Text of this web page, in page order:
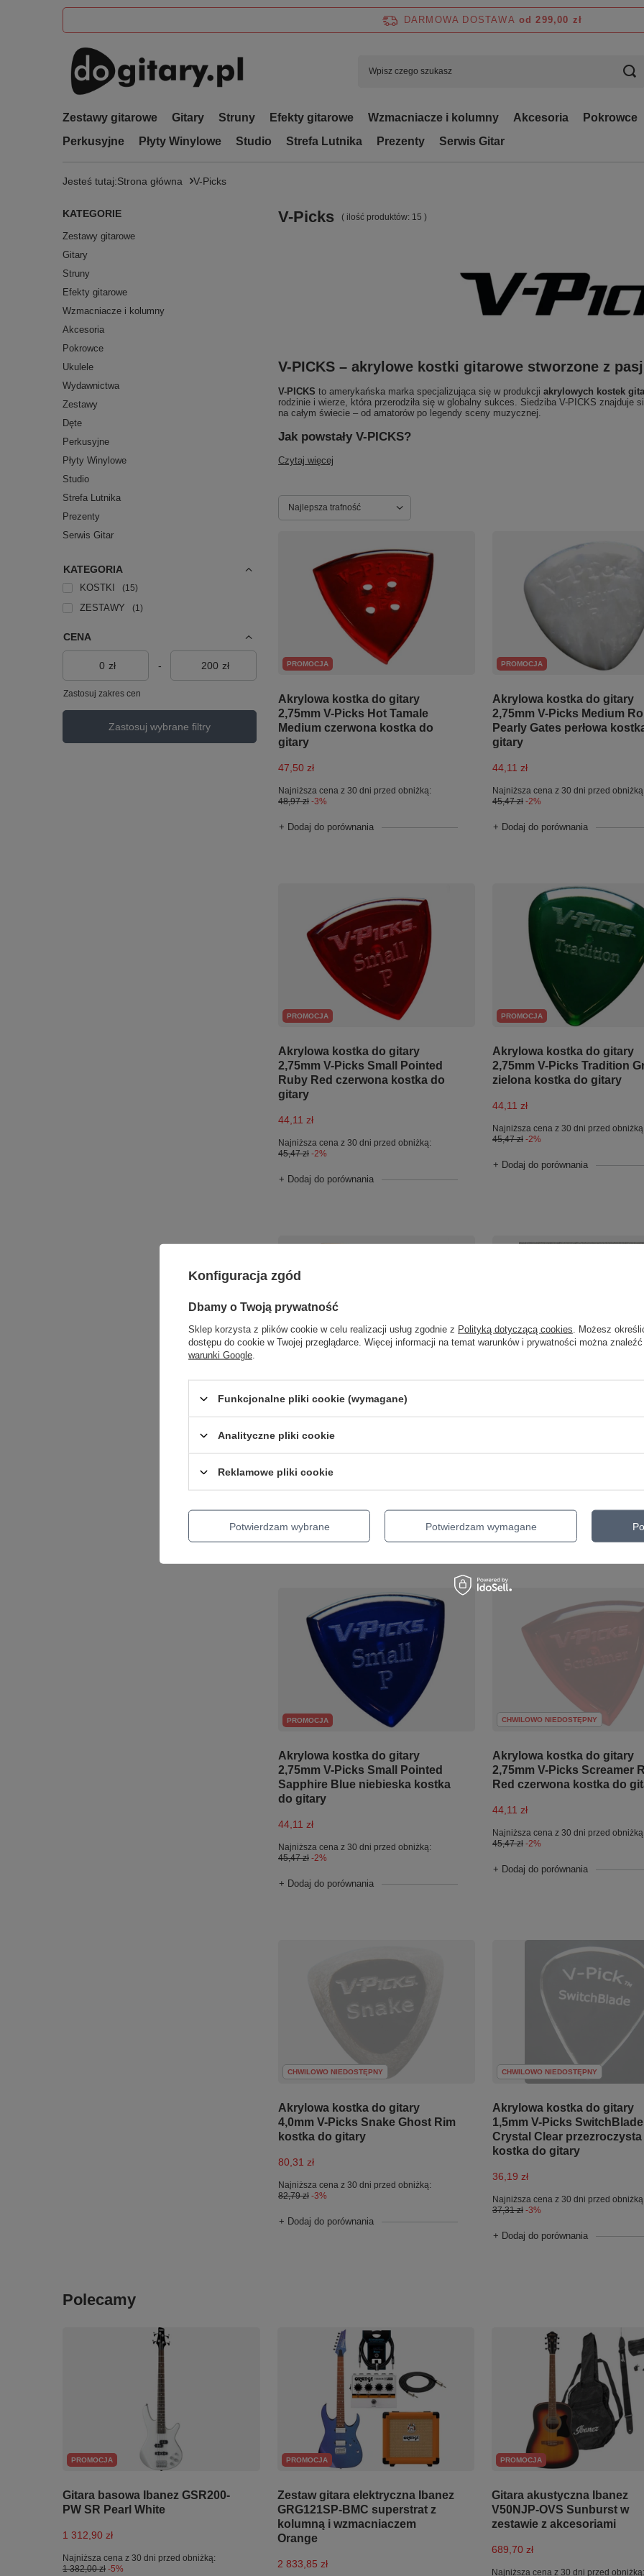
DARMOWA DOSTAWA od 299,00 zł
Zestawy gitarowe Gitary Struny Efekty gitarowe Wzmacniacze i kolumny Akcesoria Pokrowce
Perkusyjne
Płyty Winylowe Studio Strefa Lutnika Prezenty Serwis Gitar
Jesteś tutaj:Strona główna V-Picks
KATEGORIE
Zestawy gitarowe
Gitary
Struny
Efekty gitarowe
Wzmacniacze i kolumny
Akcesoria
Pokrowce
Ukulele
Wydawnictwa
Zestawy
Dęte
Perkusyjne
Płyty Winylowe
Studio
Strefa Lutnika
Prezenty
Serwis Gitar
KATEGORIA
KOSTKI 15
ZESTAWY 1
CENA
zł - zł
Zastosuj zakres cen
Zastosuj wybrane filtry
V-Picks ( ilość produktów: 15 )
V-PICKS – akrylowe kostki gitarowe stworzone z
V-PICKS to amerykańska marka specjalizująca się w produkcji akrylowych kostek
rodzinie i wierze, która przerodziła się w globalny sukces. Siedziba V-PICKS znajduje
na całym świecie – od amatorów po legendy sceny muzycznej.
Jak powstały V-PICKS?
Czytaj więcej
Zmień sortowanie
Najlepsza trafność
PROMOCJA
Akrylowa kostka do gitary
2,75mm V-Picks Hot Tamale
Medium czerwona kostka do
gitary
47,50 zł
Najniższa cena z 30 dni przed obniżką:
48,97 zł -3%
+ Dodaj do porównania
PROMOCJA
Akrylowa kostka do gitary
2,75mm V-Picks Medium
Pearly Gates perłowa
gitary
44,11 zł
Najniższa cena z 30 dni przed
45,47 zł -2%
+ Dodaj do porównania
PROMOCJA
Akrylowa kostka do gitary
2,75mm V-Picks Small Pointed
Ruby Red czerwona kostka do
gitary
44,11 zł
Najniższa cena z 30 dni przed obniżką:
45,47 zł -2%
+ Dodaj do porównania
PROMOCJA
Akrylowa kostka do gitary
2,75mm V-Picks Tradition
zielona kostka do gitary
44,11 zł
Najniższa cena z 30 dni przed
45,47 zł -2%
+ Dodaj do porównania
Akrylowa kostka do gitary
Ruby Red czerwona kostka do
44,11 zł
+ Dodaj do porównania + Dodaj do porównania
PROMOCJA
Akrylowa kostka do gitary
2,75mm V-Picks Small Pointed
Sapphire Blue niebieska kostka
do gitary
44,11 zł
Najniższa cena z 30 dni przed obniżką:
45,47 zł -2%
+ Dodaj do porównania
CHWILOWO NIEDOSTĘPNY
Akrylowa kostka do gitary
2,75mm V-Picks Screamer
Red czerwona kostka do
44,11 zł
Najniższa cena z 30 dni przed
45,47 zł -2%
+ Dodaj do porównania
CHWILOWO NIEDOSTĘPNY
Akrylowa kostka do gitary
4,0mm V-Picks Snake Ghost Rim
kostka do gitary
80,31 zł
Najniższa cena z 30 dni przed obniżką:
82,79 zł -3%
+ Dodaj do porównania
CHWILOWO NIEDOSTĘPNY
Akrylowa kostka do gitary
1,5mm V-Picks SwitchBlade
Crystal Clear przezroczysta
kostka do gitary
36,19 zł
Najniższa cena z 30 dni przed
37,31 zł -3%
+ Dodaj do porównania
Polecamy
PROMOCJA
Gitara basowa Ibanez GSR200-
PW SR Pearl White
1 312,90 zł
Najniższa cena z 30 dni przed obniżką:
1 382,00 zł -5%
PROMOCJA
Zestaw gitara elektryczna Ibanez
GRG121SP-BMC superstrat z
kolumną i wzmacniaczem
Orange
2 833,85 zł
PROMOCJA
Gitara akustyczna Ibanez
V50NJP-OVS Sunburst w
zestawie z akcesoriami
689,70 zł
Najniższa cena z 30 dni przed obniżką:
Konfiguracja zgód
Dbamy o Twoją prywatność
Sklep korzysta z plików cookie w celu realizacji usług zgodnie z Polityką dotyczącą cookies . Możesz
dostępu do cookie w Twojej przeglądarce. Więcej informacji na temat warunków i prywatności można
warunki Google
Funkcjonalne pliki cookie (wymagane)
Analityczne pliki cookie
Reklamowe pliki cookie
Potwierdzam wybrane Potwierdzam wymagane